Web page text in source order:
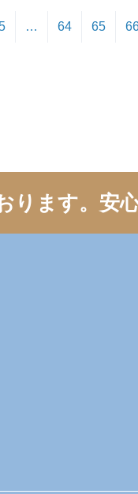
… 64 65
ります。 安